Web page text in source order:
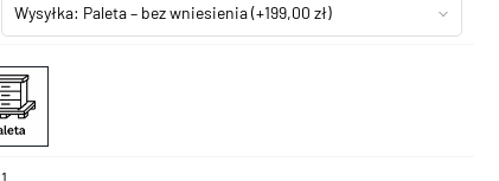
Wysyłka: Paleta – bez wniesienia(+199,00 zł)